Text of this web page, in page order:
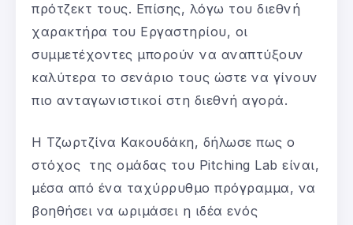
πρότζεκτ τους. Επίσης, λόγω του διεθνή
χαρακτήρα του Εργαστηρίου, οι
συμμετέχοντες μπορούν να αναπτύξουν
καλύτερα το σενάριο τους ώστε να γίνουν
πιο ανταγωνιστικοί στη διεθνή αγορά.
Η Τζωρτζίνα Κακουδάκη, δήλωσε πως o
στόχος της ομάδας του Pitching Lab είναι,
μέσα από ένα ταχύρρυθμο πρόγραμμα, να
βοηθήσει να ωριμάσει η ιδέα ενός